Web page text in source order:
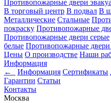
Противопожарные двери
В торговый центр В подвал В
Металлические Стальные
покраску Противопожарные
Противопожарные двери серые
белые Противопожарные двери
Цены О производстве Наши
Информация
←
Информация Сертификаты
Гарантии Статьи
Контакты
Москва